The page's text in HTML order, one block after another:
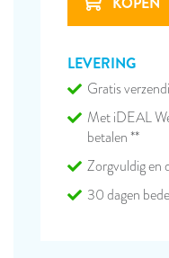
LEVERING
Gratis
Met iDEAL
betalen **
Zorgvuldig en
30 dagen